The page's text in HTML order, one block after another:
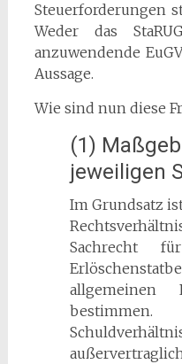
Steuerforderungen
Weder das
anzuwendende
Aussage.
Wie sind nun diese
(1)
jeweiligen
Im Grundsatz
Sachrecht